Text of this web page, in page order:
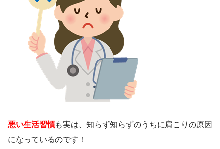
悪い生活習慣も実は、知らず知らずのうちに肩こりの原因
になっているのです！